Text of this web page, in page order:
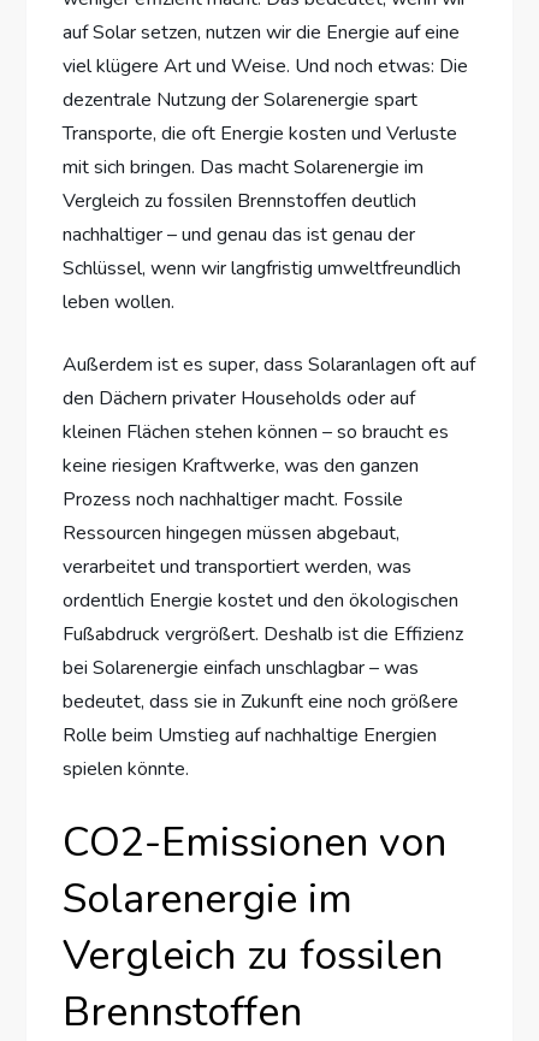
auf Solar setzen, nutzen wir die Energie auf eine
viel klügere Art und Weise. Und noch etwas: Die
dezentrale Nutzung der Solarenergie spart
Transporte, die oft Energie kosten und Verluste
mit sich bringen. Das macht Solarenergie im
Vergleich zu fossilen Brennstoffen deutlich
nachhaltiger – und genau das ist genau der
Schlüssel, wenn wir langfristig umweltfreundlich
leben wollen.
Außerdem ist es super, dass Solaranlagen oft auf
den Dächern privater Households oder auf
kleinen Flächen stehen können – so braucht es
keine riesigen Kraftwerke, was den ganzen
Prozess noch nachhaltiger macht. Fossile
Ressourcen hingegen müssen abgebaut,
verarbeitet und transportiert werden, was
ordentlich Energie kostet und den ökologischen
Fußabdruck vergrößert. Deshalb ist die Effizienz
bei Solarenergie einfach unschlagbar – was
bedeutet, dass sie in Zukunft eine noch größere
Rolle beim Umstieg auf nachhaltige Energien
spielen könnte.
CO2-Emissionen von
Solarenergie im
Vergleich zu fossilen
Brennstoffen